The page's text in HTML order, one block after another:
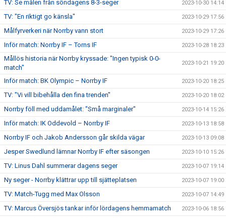
TV: Se målen från söndagens 8-3-seger 2023-10-30 14:14
TV: "En riktigt go känsla" 2023-10-29 17:56
Målfyrverkeri när Norrby vann stort 2023-10-29 17:26
Inför match: Norrby IF – Torns IF 2023-10-28 18:23
Mållös historia när Norrby kryssade: "Ingen typisk 0-0-
match"
2023-10-21 19:20
Inför match: BK Olympic – Norrby IF 2023-10-20 18:25
TV: "Vi vill bibehålla den fina trenden" 2023-10-20 18:02
Norrby föll med uddamålet: "Små marginaler" 2023-10-14 15:26
Inför match: IK Oddevold – Norrby IF 2023-10-13 18:58
Norrby IF och Jakob Andersson går skilda vägar 2023-10-13 09:08
Jesper Swedlund lämnar Norrby IF efter säsongen 2023-10-10 15:26
TV: Linus Dahl summerar dagens seger 2023-10-07 19:14
Ny seger - Norrby klättrar upp till sjätteplatsen 2023-10-07 19:00
TV: Match-Tugg med Max Olsson 2023-10-07 14:49
TV: Marcus Översjös tankar inför lördagens hemmamatch 2023-10-06 18:56